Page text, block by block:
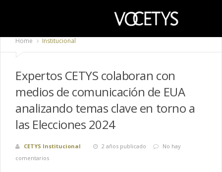
Home Institucional
Expertos CETYS colaboran con
medios de comunicación de EUA
analizando temas clave en torno a
las Elecciones 2024
CETYS Institucional 2 años publicado
No hay
comentarios